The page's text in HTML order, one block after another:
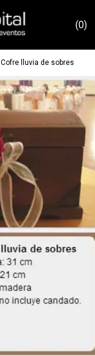
0
Cofre lluvia de sobres